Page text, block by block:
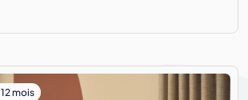
12 mois